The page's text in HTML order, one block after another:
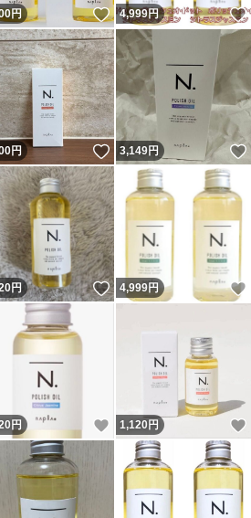
ね！
円 いいね！
4,999円
ね！
円 いいね！
3,149円
ね！
円 いいね！
4,999円
ね！
円 いいね！
1,120 円